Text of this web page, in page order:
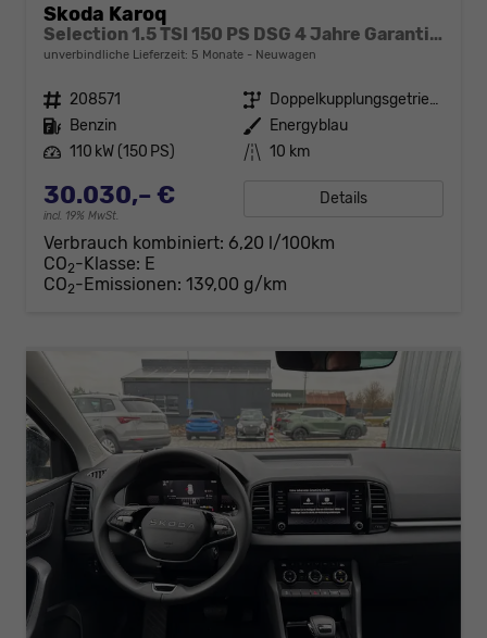
Skoda Karoq
Selection 1.5 TSI 150 PS DSG 4 Jahre Garantie-Keyless Start-AppleCarPlay-AndroidAuto-Sunset-Tempomat-2-Zonen-Klima-16''Alu
unverbindliche Lieferzeit: 5 Monate Neuwagen
Fahrzeugnr. 208571 Getriebe
Doppelkupplungsgetriebe (DSG)
Kraftstoff Benzin Außenfarbe Energyblau
Leistung 110 kW (150 PS) Kilometerstand 10 km
30.030,– €
incl. 19% MwSt.
Details
Verbrauch kombiniert: 6,20 l/100km
CO2-Klasse: E
CO2-Emissionen: 139,00 g/km